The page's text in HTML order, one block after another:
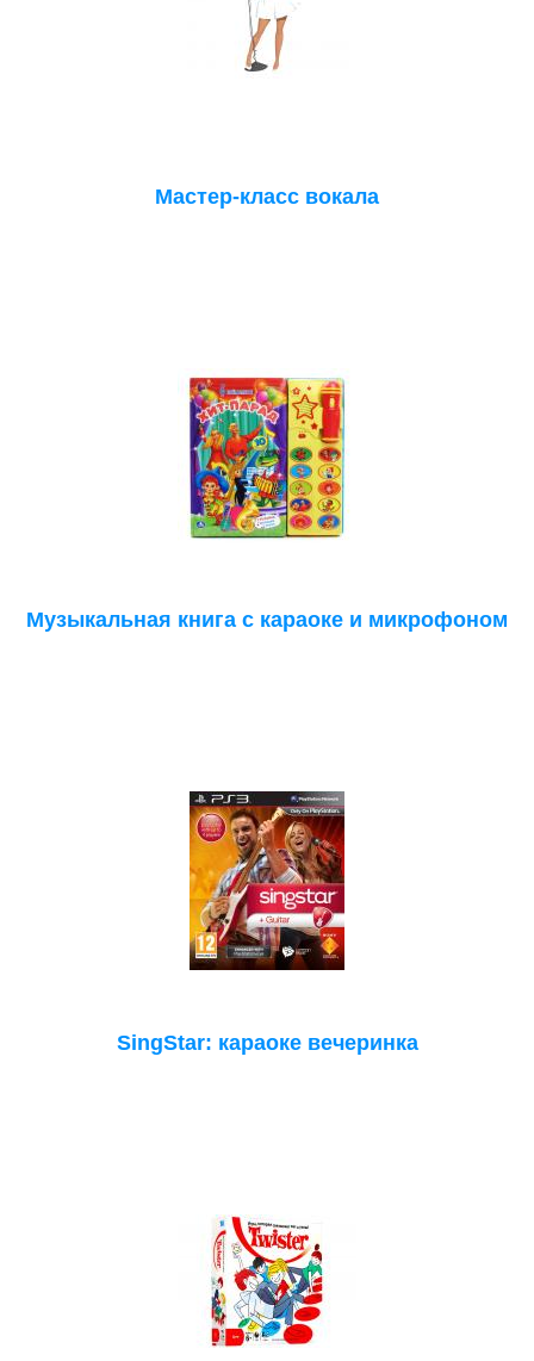
Мастер-класс вокала
Музыкальная книга с караоке и микрофоном
SingStar: караоке вечеринка